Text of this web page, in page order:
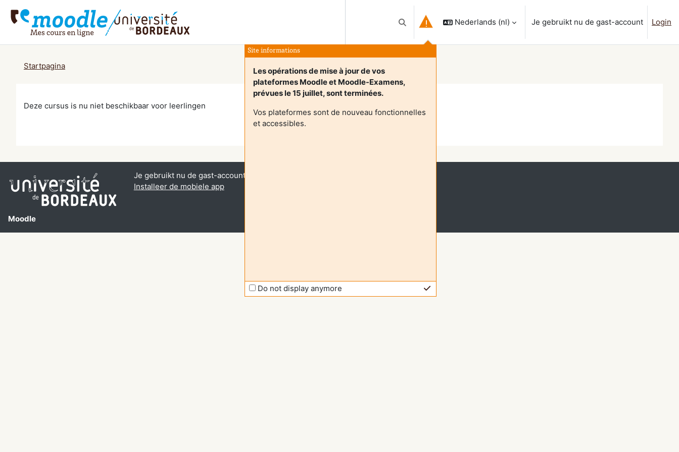
Schakel zoek invoer
Site informations
Les opérations de mise à jour de vos
plateformes Moodle et Moodle-Examens,
prévues le 15 juillet, sont terminées.
Vos plateformes sont de nouveau fonctionnelles
et accessibles.
Do not display anymore
Nederlands ‎(nl)‎ Je gebruikt nu de gast-account Login
Startpagina
Deze cursus is nu niet beschikbaar voor leerlingen
Moodle
Je gebruikt nu de gast-account (
Installeer de mobiele app